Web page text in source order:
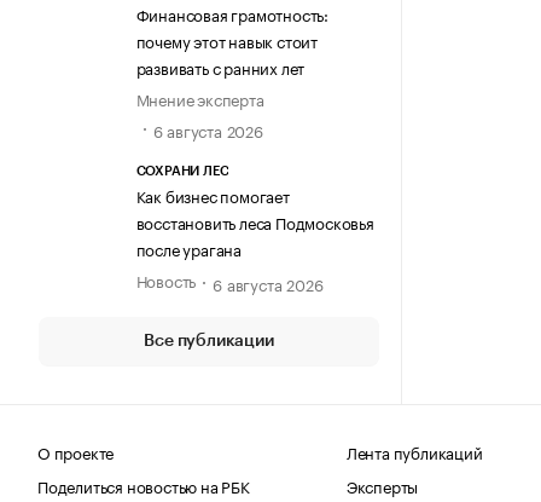
Финансовая грамотность:
почему этот навык стоит
развивать с ранних лет
Мнение эксперта
6 августа 2026
СОХРАНИ ЛЕС
Как бизнес помогает
восстановить леса Подмосковья
после урагана
Новость
6 августа 2026
Все публикации
О проекте
Поделиться новостью на РБК
Лента публикаций
Эксперты